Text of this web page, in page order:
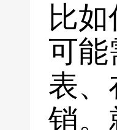
比
可能
表、
销。